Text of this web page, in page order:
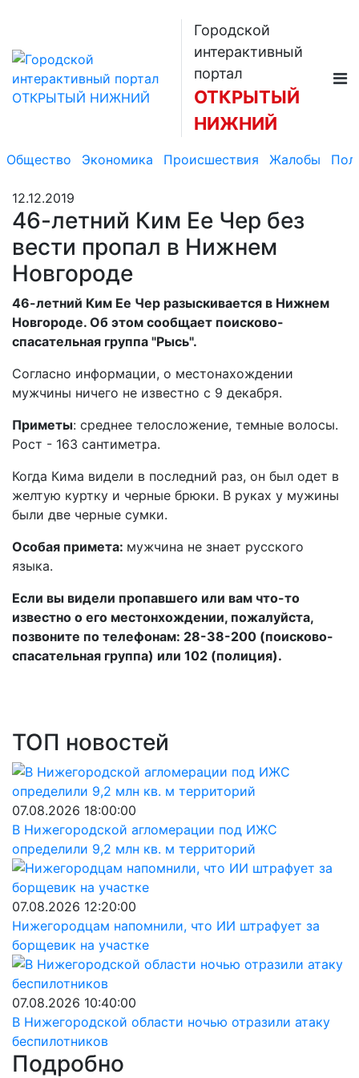
Городской
интерактивный
портал
ОТКРЫТЫЙ
НИЖНИЙ
Общество Экономика Происшествия Жалобы
12.12.2019
46-летний Ким Ее Чер без
вести пропал в Нижнем
Новгороде
46-летний Ким Ее Чер разыскивается в Нижнем
Новгороде. Об этом сообщает поисково-
спасательная группа "Рысь".
Согласно информации, о местонахождении
мужчины ничего не известно с 9 декабря.
Приметы: среднее телосложение, темные волосы.
Рост - 163 сантиметра.
Когда Кима видели в последний раз, он был одет в
желтую куртку и черные брюки. В руках у мужины
были две черные сумки.
Особая примета: мужчина не знает русского
языка.
Если вы видели пропавшего или вам что-то
известно о его местонхождении, пожалуйста,
позвоните по телефонам: 28-38-200 (поисково-
спасательная группа) или 102 (полиция).
ТОП новостей
07.08.2026 18:00:00
В Нижегородской агломерации под ИЖС
определили 9,2 млн кв. м территорий
07.08.2026 12:20:00
Нижегородцам напомнили, что ИИ штрафует за
борщевик на участке
07.08.2026 10:40:00
В Нижегородской области ночью отразили атаку
беспилотников
Подробно